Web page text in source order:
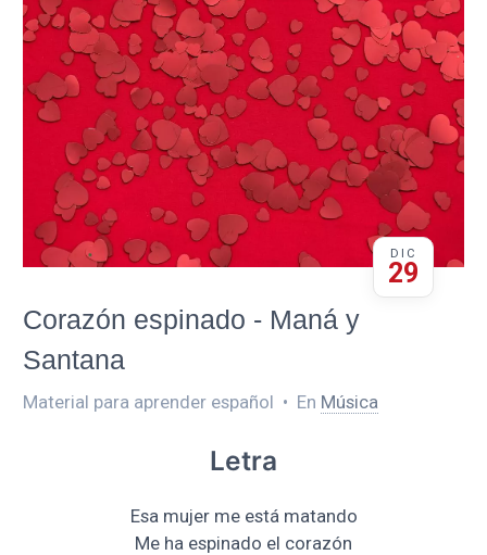
DIC
29
Corazón espinado - Maná y
Santana
Material para aprender español • En Música
Letra
Esa mujer me está matando
Me ha espinado el corazón